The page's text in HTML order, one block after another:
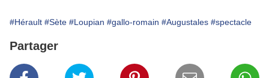
#Hérault #Sète #Loupian #gallo-romain #Augustales #spectacle
Partager